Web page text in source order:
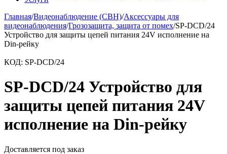
Главная/Видеонаблюдение (СВН)/Аксессуары для
видеонаблюдения/Грозозащита, защита от помех/SP-DCD/24
Устройство для защиты цепей питания 24V исполнение на
Din-рейку
КОД: SP-DCD/24
SP-DCD/24 Устройство для
защиты цепей питания 24V
исполнение на Din-рейку
Доставляется под заказ